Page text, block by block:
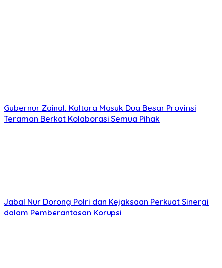
Gubernur Zainal: Kaltara Masuk Dua Besar Provinsi
Teraman Berkat Kolaborasi Semua Pihak
Jabal Nur Dorong Polri dan Kejaksaan Perkuat Sinergi
dalam Pemberantasan Korupsi